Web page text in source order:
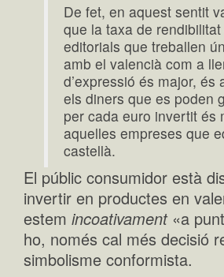
De fet, en aquest sentit
que la taxa de
editorials que treballen
amb el valencià com a
d’expressió és major, és
els diners que es poden
per cada euro invertit és
aquelles empreses que
castellà.
El públic consumidor està
invertir en productes en
estem incoativament «a
ho, només cal més decisió
simbolisme conformista.